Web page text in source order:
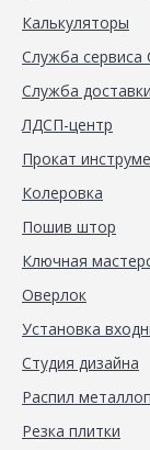
Калькуляторы
Служба сервиса
Служба доставки
ЛДСП-центр
Прокат
Колеровка
Пошив штор
Ключная
Оверлок
Установка
Студия дизайна
Распил
Резка плитки